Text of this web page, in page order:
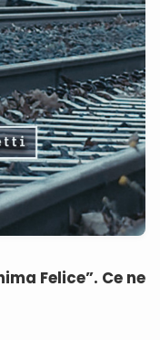
Felice”. Ce ne